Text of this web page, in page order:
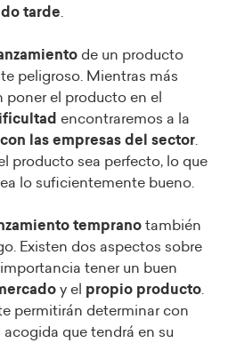
tarde.
de un producto
peligroso. Mientras más
poner el producto en el
encontraremos a la
las empresas del sector.
producto sea perfecto, lo que
lo suficientemente bueno.
temprano también
Existen dos aspectos sobre
tener un buen
y el propio producto.
permitirán determinar con
que tendrá en su